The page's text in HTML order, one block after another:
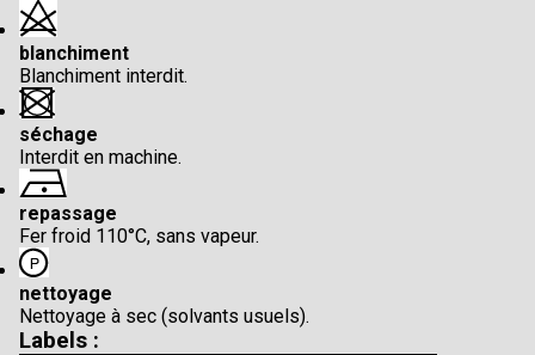
blanchiment
Blanchiment interdit.
séchage
Interdit en machine.
repassage
Fer froid 110°C, sans vapeur.
nettoyage
Nettoyage à sec (solvants usuels).
Labels :